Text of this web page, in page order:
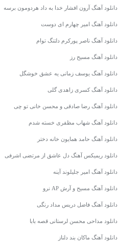
دانلود آهنگ آرون افشار خدا به داد هردومون برسه
دانلود آهنگ امیر چهارم ای دوست
دانلود آهنگ ناصر پورکرم دلتنگ توام
دانلود آهنگ مسیح رز
دانلود آهنگ یوسف زمانی یه عشق خوشگل
دانلود آهنگ کسری زاهدی گلی
دانلود آهنگ رضا صادقی و محسن خانی تو چی
دانلود آهنگ شهاب مظفری خسته شدم
دانلود آهنگ حامد همایون خانه دختر
دانلود ریمیکس آهنگ دل عاشق از مرتضی اشرفی
دانلود آهنگ امیر جلیلوند آینه
دانلود آهنگ مسیح و آرش AP نرو
دانلود آهنگ فاضل دریس مداد رنگی
دانلود مداحی محسن لرستانی قصه بابا
دانلود آهنگ ماکان بند دلناز